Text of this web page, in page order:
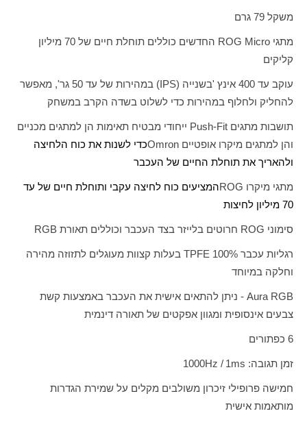
משקל 79 גרם
מתגי ROG Micro
החדשים כוללים תוחלת חיים של 70 מיליון
קליקים
עוקב עד 400 אינץ 'בשנייה ( IPS
) במהירות של עד 50 גר', מאפשר
להחליק ולחלוף במהירות כדי לשלוט בשדה הקרב במשחק
תושבות מתגים Push-Fit ייחודי מבטיח תאימות הן למתגים מכניים
והן למתגים מיקרו אופטיים Omronכדי לשנות את כוח הלחיצה
ולהאריך את תוחלת החיים של העכבר
מתגי מיקרו ROGהמציעים כוח לחיצה עקבי ותוחלת חיים של עד
70 מיליון לחיצות
סימוני ROG חרוטים בלייזר בצד העכבר וכוללים תאורת RGB
רגליות עכבר TPFE 100% בעלות קצוות מעוגלים לתזוזה מהירה
וחלקה במיוחד
Aura RGB - ניתן להתאים אישית את העכבר באמצעות קשת
צבעים אינסופית ומגוון אפקטים של תאורה דינמית
6 כפתורים
זמן תגובה: ms
1 /
Hz
1000
חמישה פרופילי זיכרון משולבים מקלים על שמירת הגדרות
מותאמות אישית